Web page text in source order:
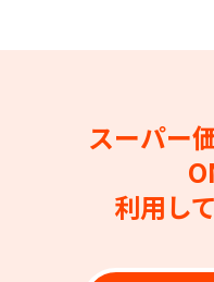
スーパー
利用し